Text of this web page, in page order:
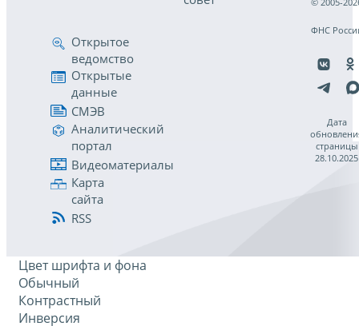
Открытое
ведомство
Открытые
данные
СМЭВ
Аналитический
портал
Видеоматериалы
Карта
сайта
RSS
ФНС
Дата
страницы
28.10.2025
Цвет шрифта и фона
Обычный
Контрастный
Инверсия